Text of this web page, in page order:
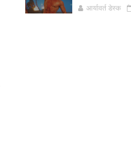
आर्यावर्त डेस्क